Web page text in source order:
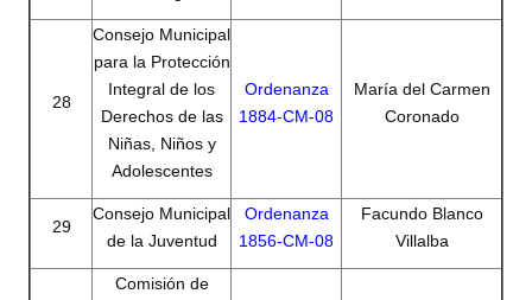
28
Consejo Municipal
para la Protección
Integral de los
Derechos de las
Niñas, Niños y
Adolescentes
Ordenanza
1884-CM-08
María del Carmen
Coronado
29
Consejo Municipal
de la Juventud
Ordenanza
1856-CM-08
Facundo Blanco
Villalba
Comisión de